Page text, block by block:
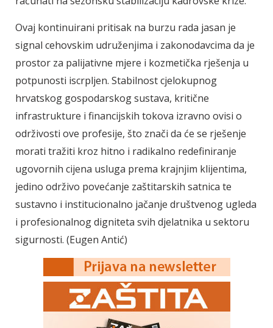
Ovaj kontinuirani pritisak na burzu rada jasan je
signal cehovskim udruženjima i zakonodavcima da je
prostor za palijativne mjere i kozmetička rješenja u
potpunosti iscrpljen. Stabilnost cjelokupnog
hrvatskog gospodarskog sustava, kritične
infrastrukture i financijskih tokova izravno ovisi o
održivosti ove profesije, što znači da će se rješenje
morati tražiti kroz hitno i radikalno redefiniranje
ugovornih cijena usluga prema krajnjim klijentima,
jedino održivo povećanje zaštitarskih satnica te
sustavno i institucionalno jačanje društvenog ugleda
i profesionalnog digniteta svih djelatnika u sektoru
sigurnosti. (Eugen Antić)